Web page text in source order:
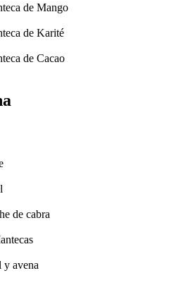
de Mango
de Karité
de Cacao
de cabra
y avena